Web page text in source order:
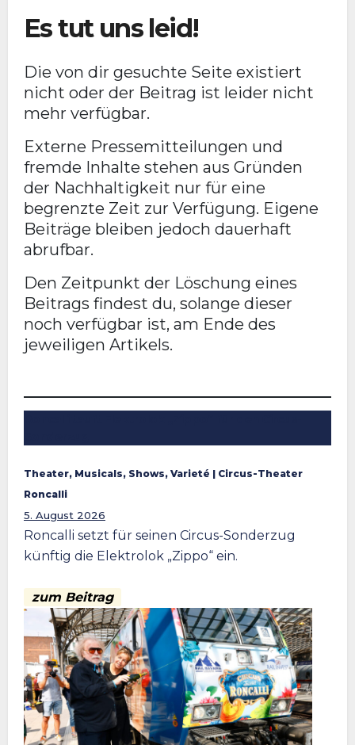
Es tut uns leid!
Die von dir gesuchte Seite existiert
nicht oder der Beitrag ist leider nicht
mehr verfügbar.
Externe Pressemitteilungen und
fremde Inhalte stehen aus Gründen
der Nachhaltigkeit nur für eine
begrenzte Zeit zur Verfügung. Eigene
Beiträge bleiben jedoch dauerhaft
abrufbar.
Den Zeitpunkt der Löschung eines
Beitrags findest du, solange dieser
noch verfügbar ist, am Ende des
jeweiligen Artikels.
Theater, Musicals, Shows, Varieté | Circus-Theater
Roncalli
5. August 2026
Roncalli setzt für seinen Circus-Sonderzug
künftig die Elektrolok „Zippo“ ein.
zum Beitrag